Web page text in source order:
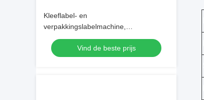
Kleeflabel- en
verpakkingslabelmachine,
aangedreven door 220V50Hz en label
ontworpen voor labeltaken
Vind de beste prijs